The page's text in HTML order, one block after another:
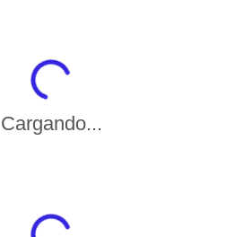
Cargando...